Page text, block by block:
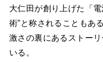
大仁田が創り上げた「
術”と称されることもあ
激さの裏にあるストー
いる。